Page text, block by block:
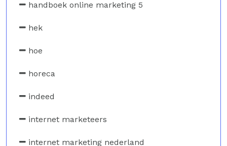
handboek online marketing 5
hek
hoe
horeca
indeed
internet marketeers
internet marketing nederland